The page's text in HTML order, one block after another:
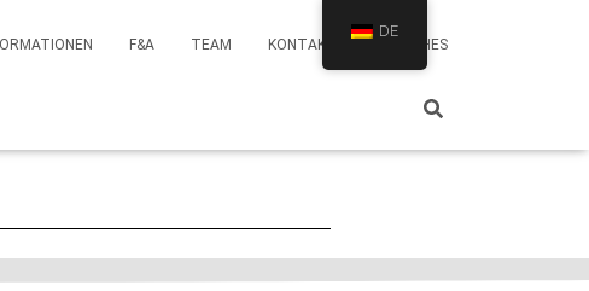
F&A TEAM KONTAKT BRANCHES
DE